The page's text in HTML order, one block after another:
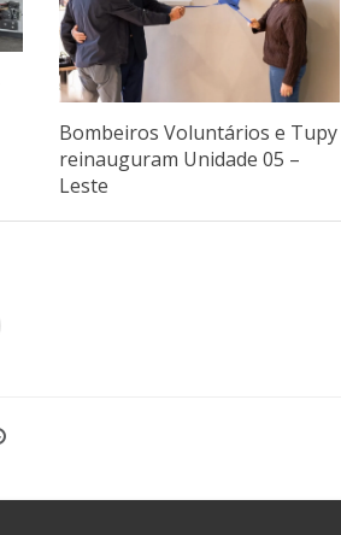
Bombeiros Voluntários e Tupy
reinauguram Unidade 05 –
Leste